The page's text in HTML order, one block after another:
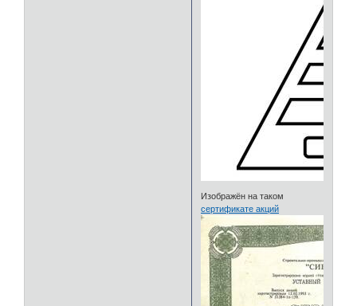
Изображён на таком
сертификате акций